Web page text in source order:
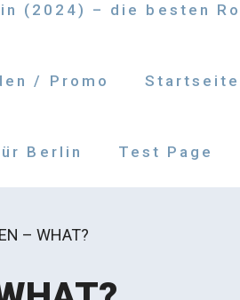
(2024) – die besten
/ Promo Startseite
Berlin Test Page
– WHAT?